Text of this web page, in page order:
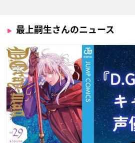
レガート
ット＝マーチ＞
最上嗣生さんのニュース